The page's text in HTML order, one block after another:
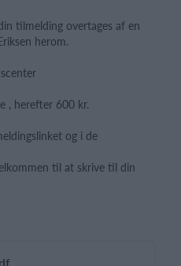
tilmelding overtages af en
herom.
, herefter 600 kr.
og i de
til at skrive til din